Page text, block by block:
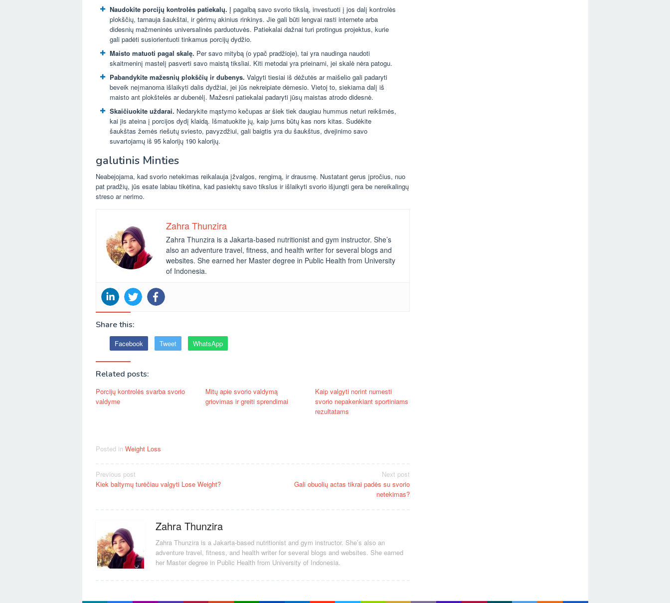
Naudokite porcijų kontrolės patiekalų. Į pagalbą savo svorio tikslą, investuoti į jos dalį kontrolės
plokščių, tarnauja šaukštai, ir gėrimų akinius rinkinys. Jie gali būti lengvai rasti internete arba
didesnių mažmeninės universalinės parduotuvės. Patiekalai dažnai turi protingus projektus, kurie
gali padėti susiorientuoti tinkamus porcijų dydžio.
Maisto matuoti pagal skalę. Per savo mitybą (o ypač pradžioje), tai yra naudinga naudoti
skaitmeninį mastelį pasverti savo maistą tiksliai. Kiti metodai yra prieinami, jei skalė nėra patogu.
Pabandykite mažesnių plokščių ir dubenys. Valgyti tiesiai iš dėžutės ar maišelio gali padaryti
beveik neįmanoma išlaikyti dalis dydžiai, jei jūs nekreipiate dėmesio. Vietoj to, siekiama dalį iš
maisto ant plokštelės ar dubenėlį. Mažesni patiekalai padaryti jūsų maistas atrodo didesnė.
Skaičiuokite uždarai. Nedarykite mąstymo kečupas ar šiek tiek daugiau hummus neturi reikšmės,
kai jis ateina į porcijos dydį klaidą. Išmatuokite jų, kaip jums būtų kas nors kitas. Sudėkite
šaukštas žemės riešutų sviesto, pavyzdžiui, gali baigtis yra du šaukštus, dvejinimo savo
suvartojamų iš 95 kalorijų 190 kalorijų.
galutinis Minties
Neabejojama, kad svorio netekimas reikalauja įžvalgos, rengimą, ir drausmę. Nustatant gerus įpročius, nuo
pat pradžių, jūs esate labiau tikėtina, kad pasiektų savo tikslus ir išlaikyti svorio išjungti gera be nereikalingų
streso ar nerimo.
Zahra Thunzira
Zahra Thunzira is a Jakarta-based nutritionist and gym instructor. She’s
also an adventure travel, fitness, and health writer for several blogs and
websites. She earned her Master degree in Public Health from University
of Indonesia.
Share this:
Facebook Tweet WhatsApp
Related posts:
Porcijų kontrolės svarba svorio
valdyme
Mitų apie svorio valdymą
griovimas ir greiti sprendimai
Kaip valgyti norint numesti
svorio nepakenkiant sportiniams
rezultatams
Posted in Weight Loss
Post
navigation
Previous post
Kiek baltymų turėčiau valgyti Lose Weight?
Next post
Gali obuolių actas tikrai padės su svorio
netekimas?
Zahra Thunzira
Zahra Thunzira is a Jakarta-based nutritionist and gym instructor. She’s also an
adventure travel, fitness, and health writer for several blogs and websites. She earned
her Master degree in Public Health from University of Indonesia.